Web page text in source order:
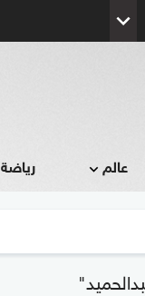
عالم رياضة